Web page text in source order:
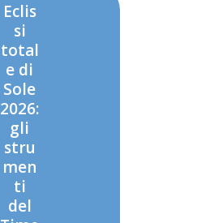
Eclis
si
total
e di
Sole
2026:
gli
stru
men
ti
del